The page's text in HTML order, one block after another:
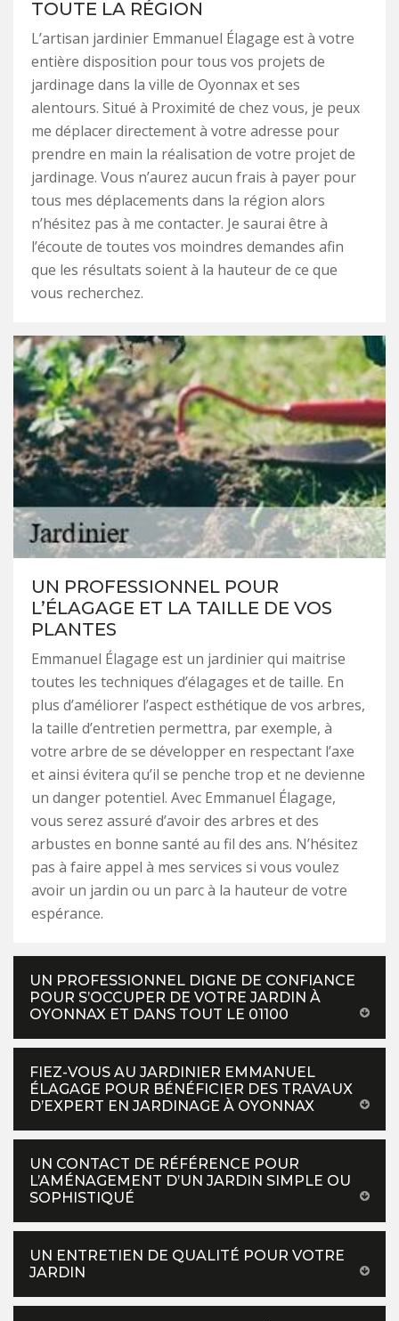
TOUTE LA RÉGION
L’artisan jardinier Emmanuel Élagage est à votre
entière disposition pour tous vos projets de
jardinage dans la ville de Oyonnax et ses
alentours. Situé à Proximité de chez vous, je peux
me déplacer directement à votre adresse pour
prendre en main la réalisation de votre projet de
jardinage. Vous n’aurez aucun frais à payer pour
tous mes déplacements dans la région alors
n’hésitez pas à me contacter. Je saurai être à
l’écoute de toutes vos moindres demandes afin
que les résultats soient à la hauteur de ce que
vous recherchez.
UN PROFESSIONNEL POUR
L’ÉLAGAGE ET LA TAILLE DE VOS
PLANTES
Emmanuel Élagage est un jardinier qui maitrise
toutes les techniques d’élagages et de taille. En
plus d’améliorer l’aspect esthétique de vos arbres,
la taille d’entretien permettra, par exemple, à
votre arbre de se développer en respectant l’axe
et ainsi évitera qu’il se penche trop et ne devienne
un danger potentiel. Avec Emmanuel Élagage,
vous serez assuré d’avoir des arbres et des
arbustes en bonne santé au fil des ans. N’hésitez
pas à faire appel à mes services si vous voulez
avoir un jardin ou un parc à la hauteur de votre
espérance.
UN PROFESSIONNEL DIGNE DE CONFIANCE
POUR S’OCCUPER DE VOTRE JARDIN À
OYONNAX ET DANS TOUT LE 01100
FIEZ-VOUS AU JARDINIER EMMANUEL
ÉLAGAGE POUR BÉNÉFICIER DES TRAVAUX
D’EXPERT EN JARDINAGE À OYONNAX
UN CONTACT DE RÉFÉRENCE POUR
L’AMÉNAGEMENT D’UN JARDIN SIMPLE OU
SOPHISTIQUÉ
UN ENTRETIEN DE QUALITÉ POUR VOTRE
JARDIN